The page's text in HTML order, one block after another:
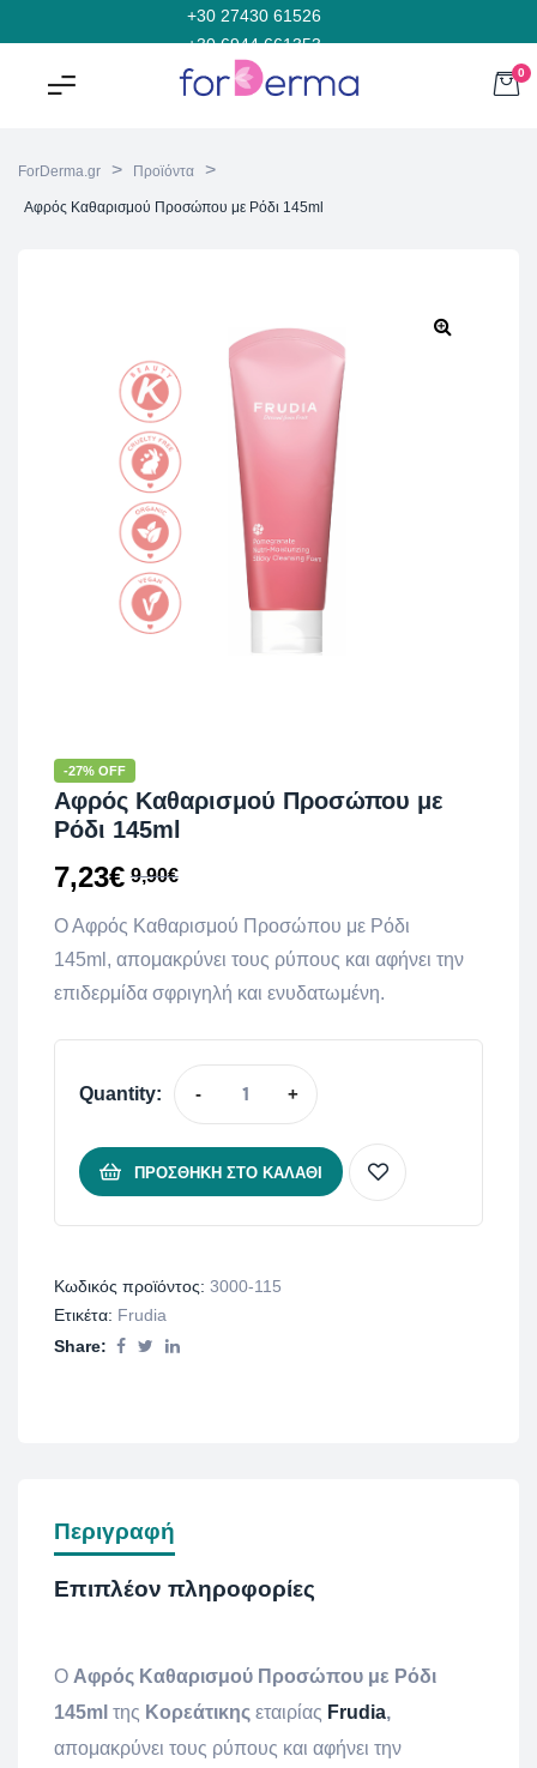
+30 27430 61526
+30 6944 661353
0
ForDerma.gr > Προϊόντα >
Αφρός Καθαρισμού Προσώπου με Ρόδι 145ml
-27% OFF
Αφρός Καθαρισμού Προσώπου με
Ρόδι 145ml
9,90€
7,23€
Ο Αφρός Καθαρισμού Προσώπου με Ρόδι
145ml, απομακρύνει τους ρύπους και αφήνει την
επιδερμίδα σφριγηλή και ενυδατωμένη.
Quantity: - +
ΠΡΟΣΘΉΚΗ ΣΤΟ ΚΑΛΆΘΙ
Κωδικός προϊόντος: 3000-115
Ετικέτα: Frudia
Share:
Περιγραφή
Επιπλέον πληροφορίες
Ο Αφρός Καθαρισμού Προσώπου με Ρόδι
145ml της Κορεάτικης εταιρίας Frudia,
απομακρύνει τους ρύπους και αφήνει την